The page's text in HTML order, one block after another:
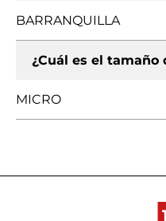
BARRANQUILLA
¿Cuál es el tamaño
MICRO